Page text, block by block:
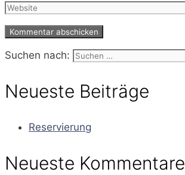
Suchen nach:
Neueste Beiträge
Reservierung
Neueste Kommentare